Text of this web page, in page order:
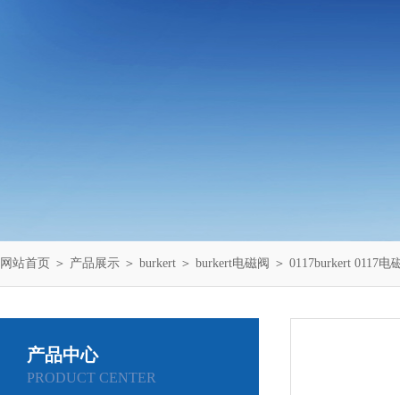
网站首页 ＞ 产品展示 ＞ burkert ＞ burkert电磁阀 ＞ 0117burkert 0117
产品中心
PRODUCT CENTER